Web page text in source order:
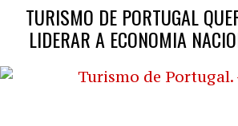
TURISMO DE PORTUGAL
LIDERAR A ECONOMIA